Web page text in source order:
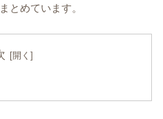
とめています。